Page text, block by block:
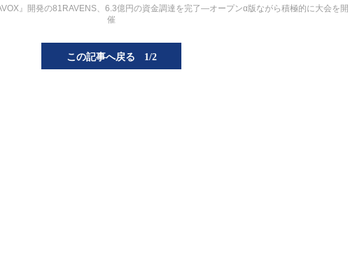
』開発の81RAVENS、6.3億円の資金調達を完了―オープンα版ながら積極的に大会を開
催
この記事へ戻る 1/2